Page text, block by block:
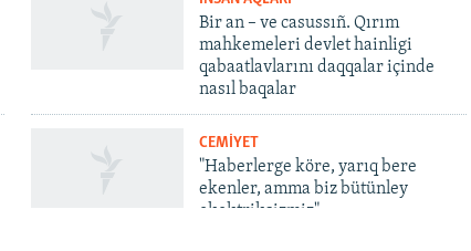
Bir an – ve casussıñ. Qırım
mahkemeleri devlet hainligi
qabaatlavlarını daqqalar içinde
nasıl baqalar
CEMİYET
"Haberlerge köre, yarıq bere
ekenler, amma biz bütünley
ekektriksizmiz"